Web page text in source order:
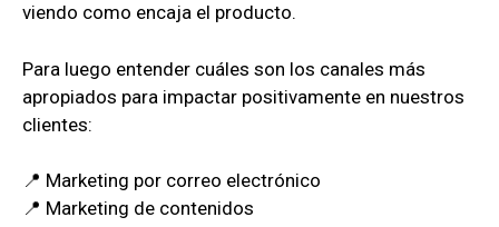
viendo como encaja el producto.
Para luego entender cuáles son los canales más
apropiados para impactar positivamente en nuestros
clientes:
📍 Marketing por correo electrónico
📍 Marketing de contenidos